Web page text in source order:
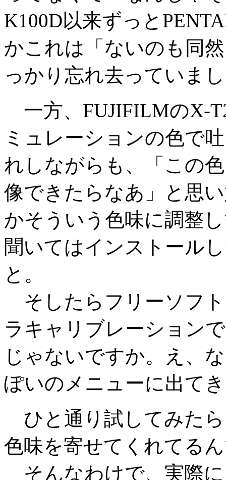
K100D以来ずっと
かこれは「ないのも同
っかり忘れ去っていま
一方、FUJIFILMのX-
ミュレーションの色で
れしながらも、「この
像できたらなあ」と思
かそういう色味に調整
聞いてはインストール
と。
そしたらフリーソフ
ラキャリブレーション
じゃないですか。え、
ぽいのメニューに出て
ひと通り試してみた
色味を寄せてくれてる
そんなわけで、実際に